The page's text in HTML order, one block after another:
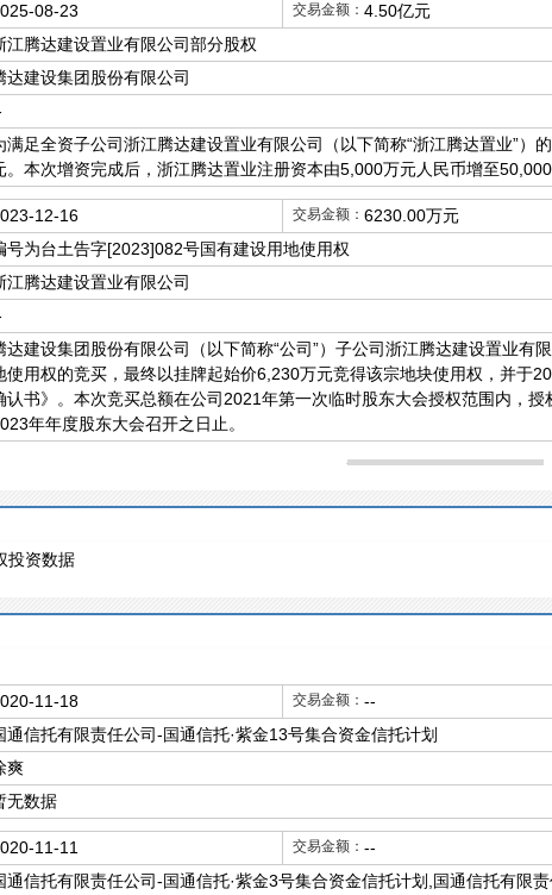
08-23 交易金额： 4.50亿元
江腾达建设置业有限公司部分股权
达建设集团股份有限公司
满足全资子公司浙江腾达建设置业有限公司（以下简称“浙江腾达置业”
。本次增资完成后，浙江腾达置业注册资本由5,000万元人民币增至
12-16 交易金额： 6230.00万元
号为台土告字[2023]082号国有建设用地使用权
江腾达建设置业有限公司
达建设集团股份有限公司（以下简称“公司”）子公司浙江腾达建设置业有
使用权的竞买，最终以挂牌起始价6,230万元竞得该宗地块使用权，并于
认书》。本次竞买总额在公司2021年第一次临时股东大会授权范围内，
年年度股东大会召开之日止。
投资数据
11-18 交易金额： --
通信托有限责任公司-国通信托·紫金13号集合资金信托计划
爽
无数据
11-11 交易金额： --
通信托有限责任公司-国通信托·紫金3号集合资金信托计划,国通信托有限